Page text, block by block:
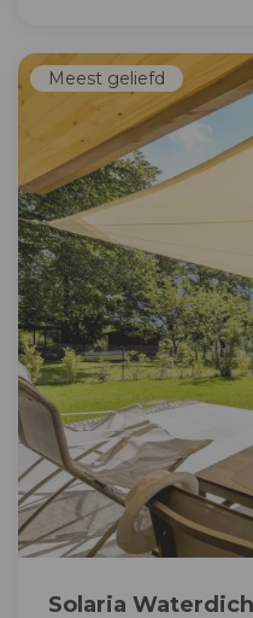
Meest geliefd
Solaria